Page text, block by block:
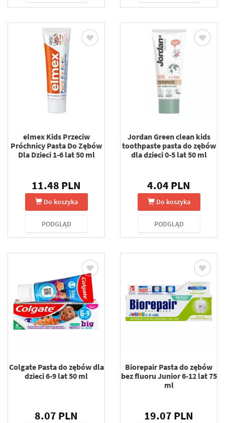
elmex Kids Przeciw
Próchnicy Pasta Do Zębów
Dla Dzieci 1-6 lat 50 ml
11.48 PLN
Do koszyka
PODGLĄD
Jordan Green clean kids
toothpaste pasta do zębów
dla dzieci 0-5 lat 50 ml
4.04 PLN
Do koszyka
PODGLĄD
Colgate Pasta do zębów dla
dzieci 6-9 lat 50 ml
8.07 PLN
Biorepair Pasta do zębów
bez fluoru Junior 6-12 lat 75
ml
19.07 PLN